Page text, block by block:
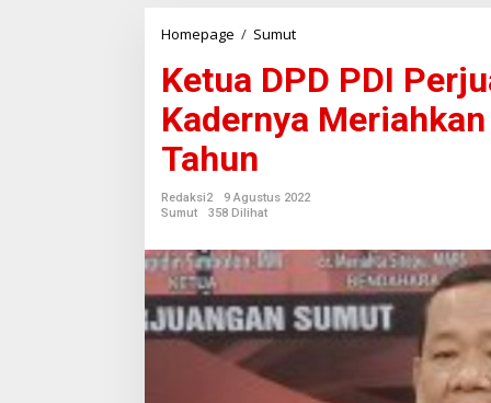
Homepage / Sumut
t
a
D
P
P
r
j
u
g
Ketua DPD PDI
Kadernya
Tahun
Redaksi2
9 Agustus 2022
Sumut
358 Dilihat